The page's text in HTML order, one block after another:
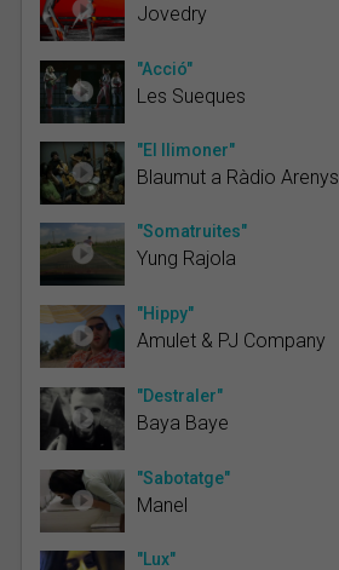
Jovedry
"Acció"
Les Sueques
"El llimoner"
Blaumut a Ràdio Arenys
"Somatruites"
Yung Rajola
"Hippy"
Amulet & PJ Company
"Destraler"
Baya Baye
"Sabotatge"
Manel
"Lux"